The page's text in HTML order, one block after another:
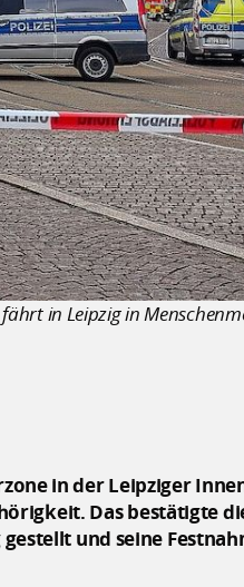
in Leipzig in
in der Leipziger
Das bestätigte
und seine